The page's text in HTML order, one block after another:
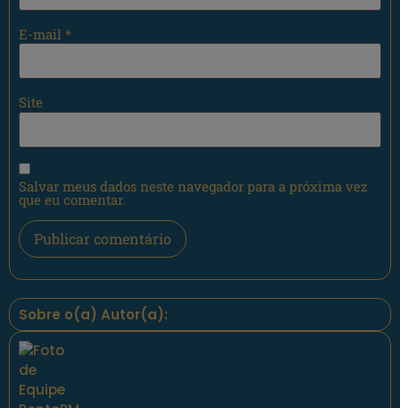
E-mail *
Site
Salvar meus dados neste navegador para a próxima vez
que eu comentar.
Sobre o(a) Autor(a):